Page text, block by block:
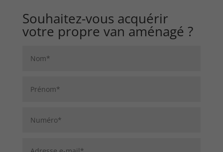
Souhaitez-vous acquérir
votre propre van aménagé ?